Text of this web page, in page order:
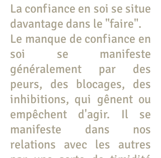
La confiance en soi se situe
davantage dans le "faire".
Le manque de confiance en
soi se manifeste
généralement par des
peurs, des blocages, des
inhibitions, qui gênent ou
empêchent d'agir. Il se
manifeste dans nos
relations avec les autres